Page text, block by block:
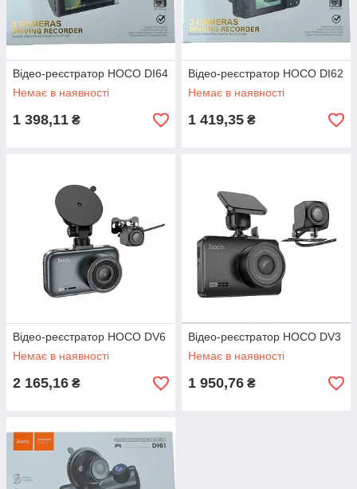
Відео-реєстратор HOCO DI64
Немає в наявності
1 398,11 ₴
Відео-реєстратор HOCO DI62
Немає в наявності
1 419,35 ₴
Відео-реєстратор HOCO DV6
Немає в наявності
2 165,16 ₴
Відео-реєстратор HOCO DV3
Немає в наявності
1 950,76 ₴